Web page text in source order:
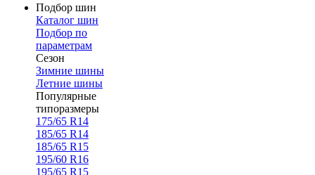
Подбор шин
Каталог шин
Подбор по
параметрам
Сезон
Зимние шины
Летние шины
Популярные
типоразмеры
175/65 R14
185/65 R14
185/65 R15
195/60 R16
195/65 R15